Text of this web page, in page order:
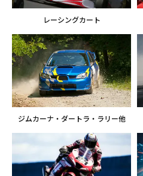
レーシングカート
ジムカーナ・​ダートラ・ラリー他